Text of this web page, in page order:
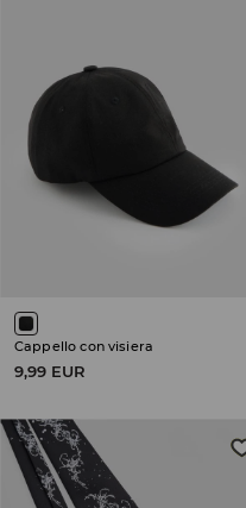
Cappello con visiera
9,99 EUR